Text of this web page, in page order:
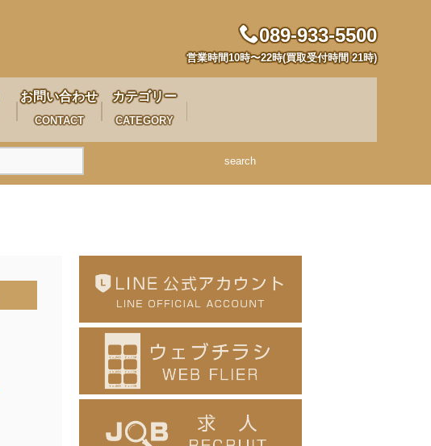
089-933-5500
営業時間10時〜22時(買取受付時間 21時)
お問い合わせ
CONTACT
カテゴリー
CATEGORY
search